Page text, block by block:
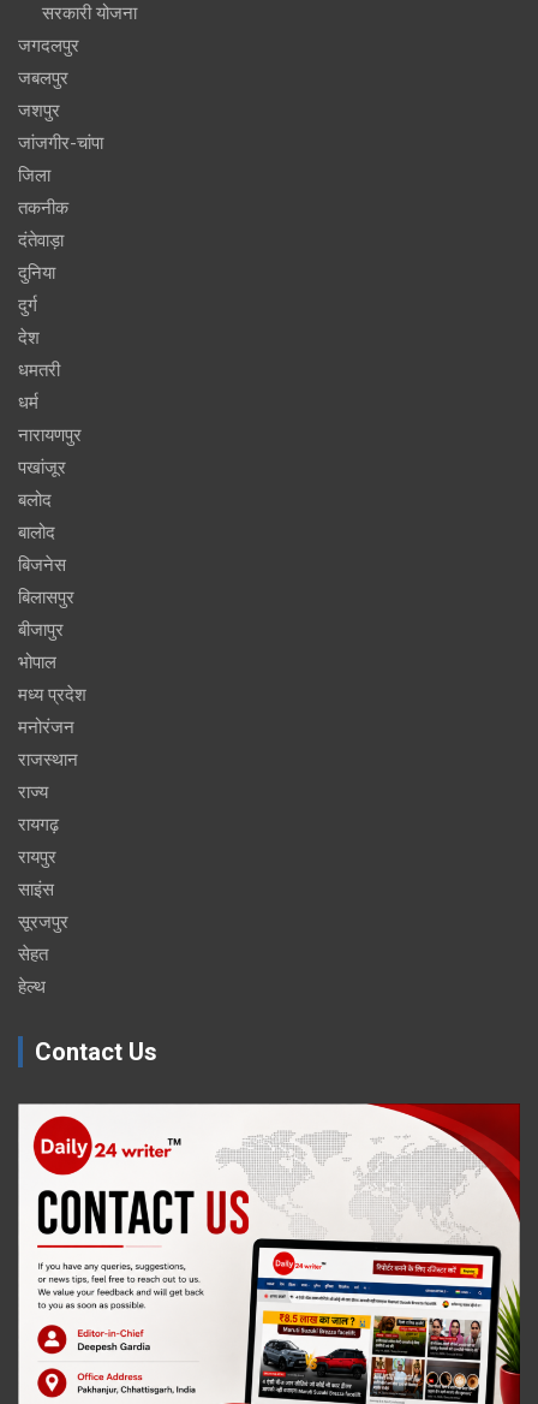
सरकारी योजना
जगदलपुर
जबलपुर
जशपुर
जांजगीर-चांपा
जिला
तकनीक
दंतेवाड़ा
दुनिया
दुर्ग
देश
धमतरी
धर्म
नारायणपुर
पखांजूर
बलोद
बालोद
बिजनेस
बिलासपुर
बीजापुर
भोपाल
मध्य प्रदेश
मनोरंजन
राजस्थान
राज्य
रायगढ़
रायपुर
साइंस
सूरजपुर
सेहत
हेल्थ
Contact Us